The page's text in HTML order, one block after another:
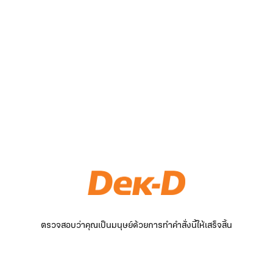
ตรวจสอบว่าคุณเป็นมนุษย์ด้วยการทำคำสั่งนี้ให้เสร็จสิ้น